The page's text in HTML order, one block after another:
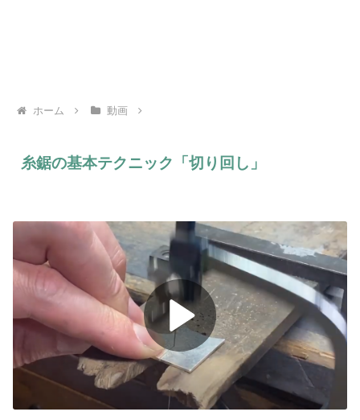
ホーム 動画
糸鋸の基本テクニック「切り回し」
P
l
a